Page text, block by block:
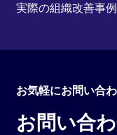
実際の組織改善事
お気軽にお問い合
お問い合